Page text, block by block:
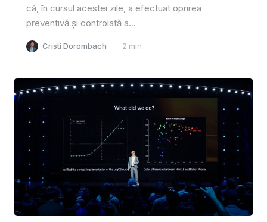
că, în cursul acestei zile, a efectuat oprirea
preventivă și controlată a...
Cristi Dorombach 2 min